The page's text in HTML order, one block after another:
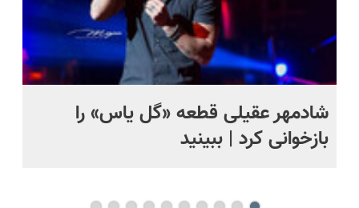
شادمهر عقیلی قطعه «گل یاس» را
بازخوانی کرد | ببینید